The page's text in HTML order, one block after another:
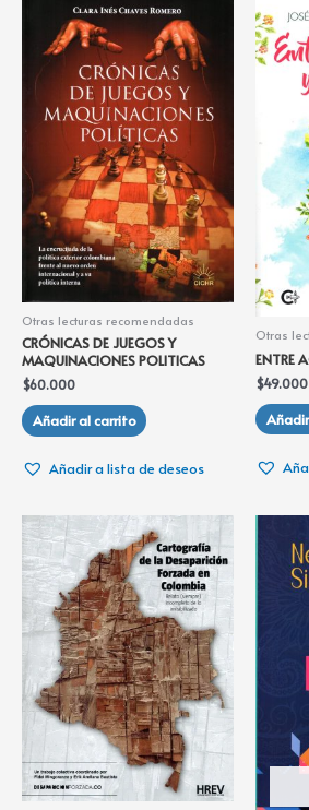
Otras lecturas recomendadas
CRÓNICAS DE JUEGOS Y
MAQUINACIONES POLITICAS
$60.000
Añadir al carrito
Añadir a lista de deseos
Otras
ENTRE
$49.000